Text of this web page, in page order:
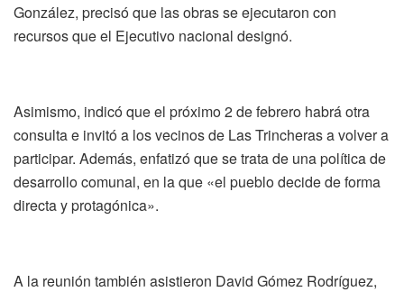
González, precisó que las obras se ejecutaron con
recursos que el Ejecutivo nacional designó.
Asimismo, indicó que el próximo 2 de febrero habrá otra
consulta e invitó a los vecinos de Las Trincheras a volver a
participar. Además, enfatizó que se trata de una política de
desarrollo comunal, en la que «el pueblo decide de forma
directa y protagónica».
A la reunión también asistieron David Gómez Rodríguez,